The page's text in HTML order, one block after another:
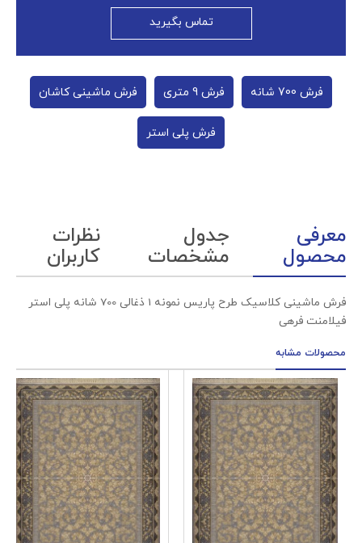
تماس بگیرید
فرش 700 شانه فرش 9 متری فرش ماشینی کاشان
فرش پلی استر
معرفی
محصول
جدول
مشخصات
نظرات
کاربران
فرش ماشینی کلاسیک طرح پاریس نمونه 1 ذغالی 700 شانه پلی استر
فیلامنت فرهی
محصولات مشابه